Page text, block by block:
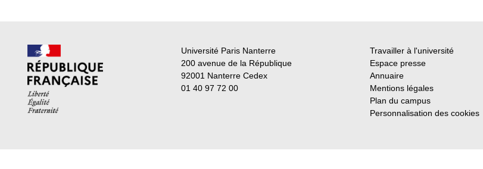
Université Paris Nanterre
200 avenue de la République
92001 Nanterre Cedex
01 40 97 72 00
Travailler à l'université
Espace presse
Annuaire
Mentions légales
Plan du campus
Personnalisation des cookies